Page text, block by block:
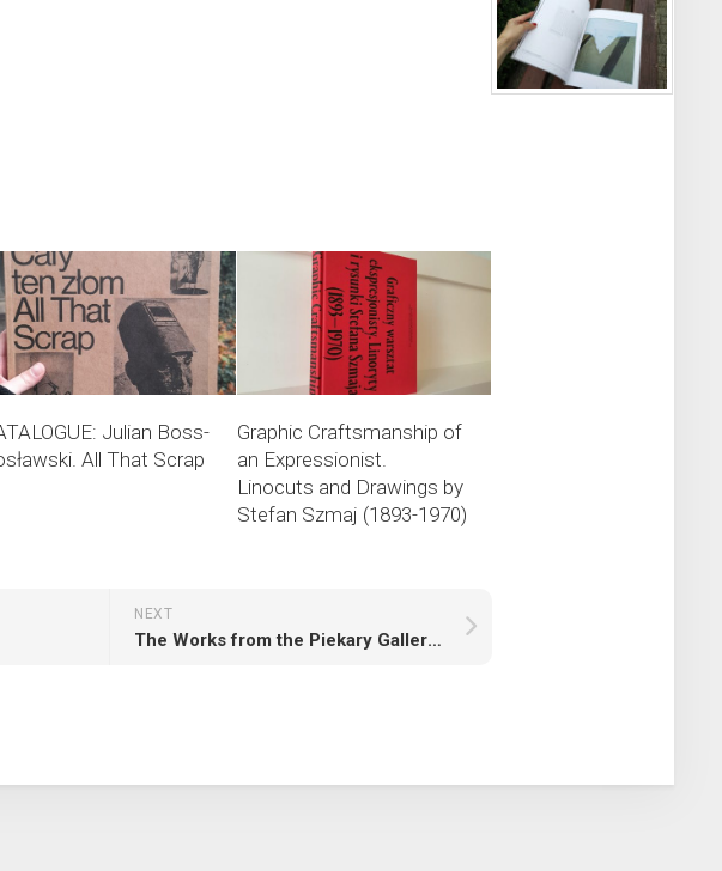
Julian Boss-
All That Scrap
Graphic Craftsmanship of
an Expressionist.
Linocuts and Drawings by
Stefan Szmaj (1893-1970)
NEXT
The Works from the Piekary Gallery Collection